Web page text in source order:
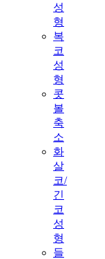
성
형
복
코
성
형
콧
볼
축
소
화
살
코/
긴
코
성
형
들